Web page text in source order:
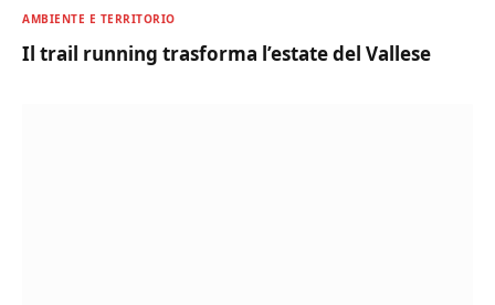
AMBIENTE E TERRITORIO
Il trail running trasforma l’estate del Vallese